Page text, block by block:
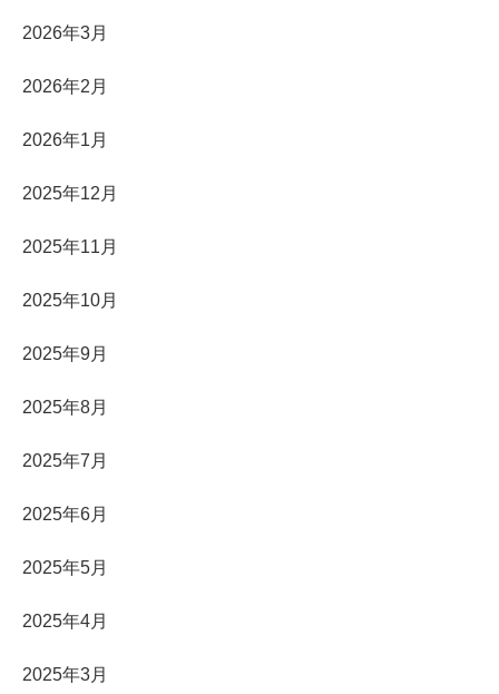
2026年3月
2026年2月
2026年1月
2025年12月
2025年11月
2025年10月
2025年9月
2025年8月
2025年7月
2025年6月
2025年5月
2025年4月
2025年3月